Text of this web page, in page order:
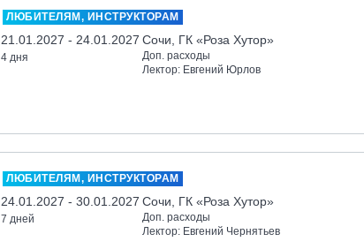
ЛЮБИТЕЛЯМ, ИНСТРУКТОРАМ
21.01.2027 - 24.01.2027
4 дня
Сочи, ГК «Роза Хутор»
Доп. расходы
Лектор: Евгений Юрлов
ЛЮБИТЕЛЯМ, ИНСТРУКТОРАМ
24.01.2027 - 30.01.2027
7 дней
Сочи, ГК «Роза Хутор»
Доп. расходы
Лектор: Евгений Чернятьев